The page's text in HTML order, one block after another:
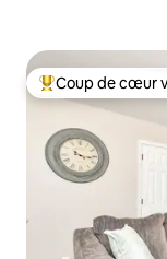
Coups de cœur
Coup de cœur